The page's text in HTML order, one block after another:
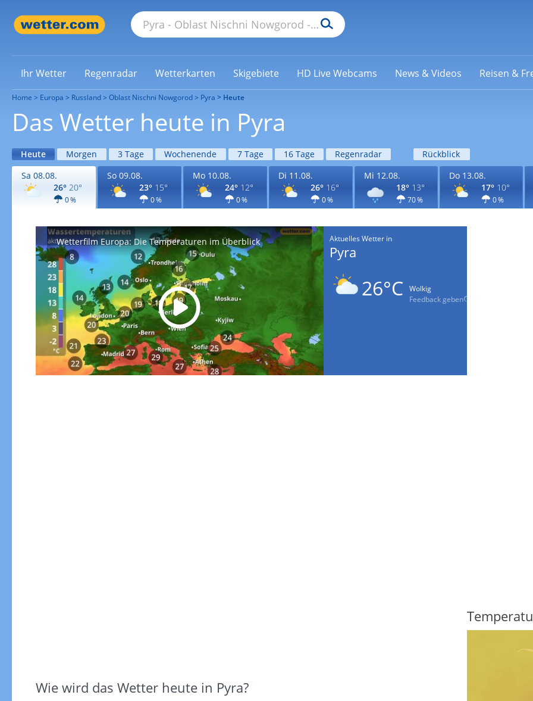
Ihr Wetter Regenradar Wetterkarten Skigebiete HD Live Webcams News & Videos Reisen &
Home Europa Russland Oblast Nischni Nowgorod Pyra Heute
Das Wetter heute in Pyra
Heute Morgen 3 Tage Wochenende 7 Tage 16 Tage Regenradar
Rückblick
Sa 08.08.
26° 20°
0 %
So 09.08.
23° 15°
0 %
Mo 10.08.
24° 12°
0 %
Di 11.08.
26° 16°
0 %
Mi 12.08.
18° 13°
70 %
Do 13.08.
17° 10°
0 %
Wetterfilm Europa: Die Temperaturen im Überblick Aktuelles Wetter in
Pyra
26°C
Wolkig
Feedback geben
Wie wird das Wetter heute in Pyra?